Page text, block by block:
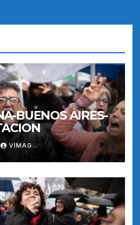
BUENOS AIRES-
VIMAG